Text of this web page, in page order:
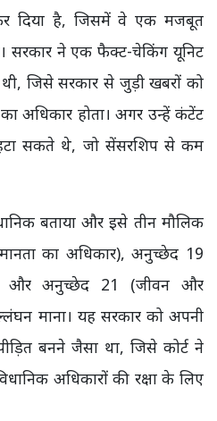
दिया है, जिसमें वे एक मजबूत
सरकार ने एक फैक्ट-चेकिंग यूनिट
थी, जिसे सरकार से जुड़ी खबरों को
अधिकार होता। अगर उन्हें कंटेंट
सकते थे, जो सेंसरशिप से कम
बताया और इसे तीन मौलिक
का अधिकार), अनुच्छेद 19
और अनुच्छेद 21 (जीवन और
माना। यह सरकार को अपनी
बनने जैसा था, जिसे कोर्ट ने
अधिकारों की रक्षा के लिए